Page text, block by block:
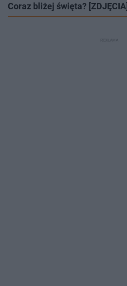
Coraz bliżej święta? [ZDJĘCIA]